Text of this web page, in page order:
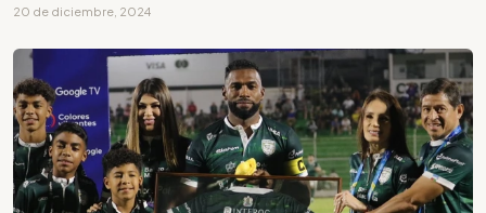
20 de diciembre, 2024